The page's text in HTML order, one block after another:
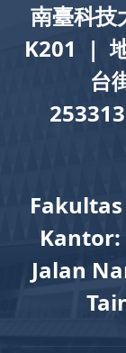
南臺科
K201 |
台
Jalan